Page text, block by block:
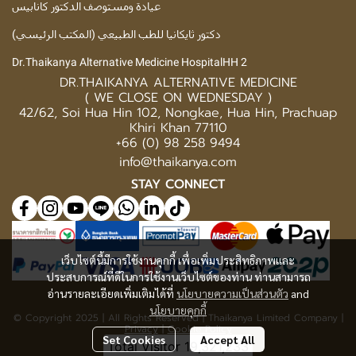
เว็บไซต์นี้มีการใช้งานคุกกี้ เพื่อเพิ่มประสิทธิภาพและ
ประสบการณ์ที่ดีในการใช้งานเว็บไซต์ของท่าน ท่านสามารถ
อ่านรายละเอียดเพิ่มเติมได้ที่ นโยบายความเป็นส่วนตัว and
นโยบายคุกกี้
Set Cookies Accept All
عيادة ومستوصف الدكتور كانابيس
دكتور ثايكانيا للطب الطبيعي (المكتب الرئيسي)
Dr.Thaikanya Alternative Medicine HospitalHH 2
DR.THAIKANYA ALTERNATIVE MEDICINE
( WE CLOSE ON WEDNESDAY )
42/62, Soi Hua Hin 102, Nongkae, Hua Hin, Prachuap
Khiri Khan 77110
+66 (0) 98 258 9494
info@thaikanya.com
STAY CONNECT
© Copyright 2025 | All Rights Reserved | Thaikanya Limited Company |
Privacy|Cookie Policy
Today Visitor507